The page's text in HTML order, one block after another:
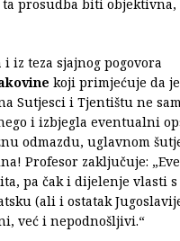
prosudba biti objektivna,
iz teza sjajnog pogovora
koji primjećuje da
Sutjesci i Tjentištu ne
i izbjegla eventualni
odmazdu, uglavnom
Profesor zaključuje:
pa čak i dijelenje vlasti
(ali i ostatak
već i nepodnošljivi.“